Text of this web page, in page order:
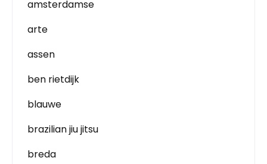
amsterdamse
arte
assen
ben rietdijk
blauwe
brazilian jiu jitsu
breda